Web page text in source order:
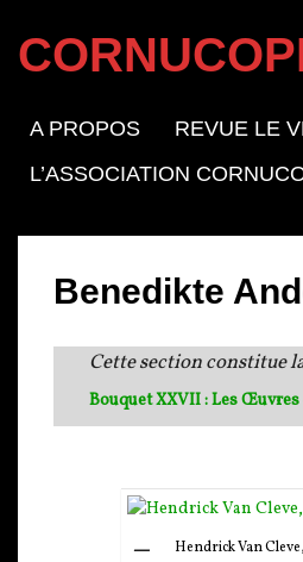
A PROPOS REVUE LE
L’ASSOCIATION
Benedikte
Cette section constitue
Bouquet XXVII : Les Œuvres
Hendrick Van